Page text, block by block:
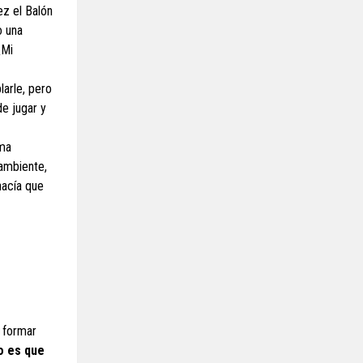
el Balón
una
pero
jugar y
que
formar
es que